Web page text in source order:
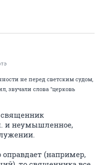
не перед светским судом,
звучали слова "церковь
священник
и неумышленное,
оправдает (например,